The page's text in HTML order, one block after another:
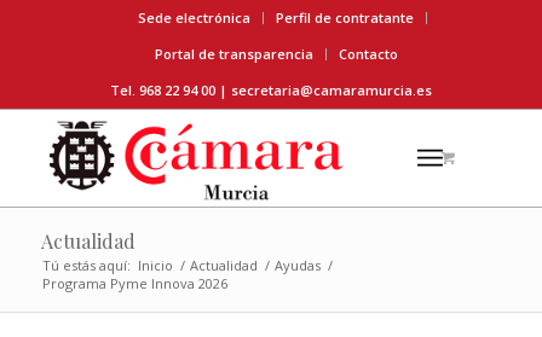
Sede electrónica
Perfil de contratante
Portal de transparencia
Contacto
Tel. 968 22 94 00 | secretaria@camaramurcia.es
Actualidad
Tú estás aquí: Inicio / Actualidad / Ayudas /
Programa Pyme Innova 2026